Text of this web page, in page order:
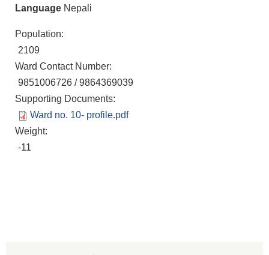
Language Nepali
Population:
2109
Ward Contact Number:
9851006726 / 9864369039
Supporting Documents:
Ward no. 10- profile.pdf
Weight:
-11